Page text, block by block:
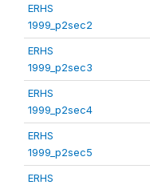
ERHS
1999_p2sec2
ERHS
1999_p2sec3
ERHS
1999_p2sec4
ERHS
1999_p2sec5
ERHS